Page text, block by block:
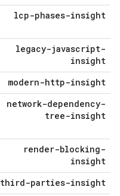
lcp-phases-insight
legacy-javascript-
insight
modern-http-insight
network-dependency-
tree-insight
render-blocking-
insight
third-parties-insight